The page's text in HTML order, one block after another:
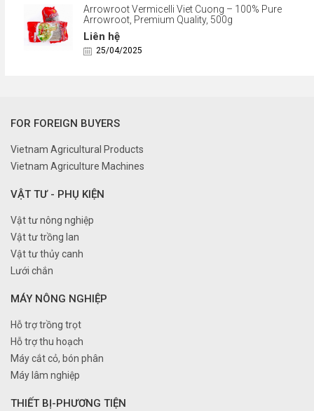
Arrowroot Vermicelli Viet Cuong – 100% Pure
Arrowroot, Premium Quality, 500g
Liên hệ
25/04/2025
FOR FOREIGN BUYERS
Vietnam Agricultural Products
Vietnam Agriculture Machines
VẬT TƯ - PHỤ KIỆN
Vật tư nông nghiệp
Vật tư trồng lan
Vật tư thủy canh
Lưới chắn
MÁY NÔNG NGHIỆP
Hỗ trợ trồng trọt
Hỗ trợ thu hoạch
Máy cắt cỏ, bón phân
Máy lâm nghiệp
THIẾT BỊ-PHƯƠNG TIỆN